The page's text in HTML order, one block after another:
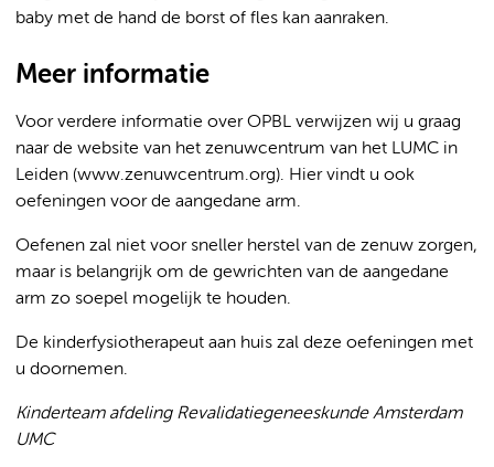
baby met de hand de borst of fles kan aanraken.
Meer informatie
Voor verdere informatie over OPBL verwijzen wij u graag
naar de website van het zenuwcentrum van het LUMC in
Leiden (www.zenuwcentrum.org). Hier vindt u ook
oefeningen voor de aangedane arm.
Oefenen zal niet voor sneller herstel van de zenuw zorgen,
maar is belangrijk om de gewrichten van de aangedane
arm zo soepel mogelijk te houden.
De kinderfysiotherapeut aan huis zal deze oefeningen met
u doornemen.
Kinderteam afdeling Revalidatiegeneeskunde Amsterdam
UMC